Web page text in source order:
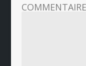
COMMENTAIRE